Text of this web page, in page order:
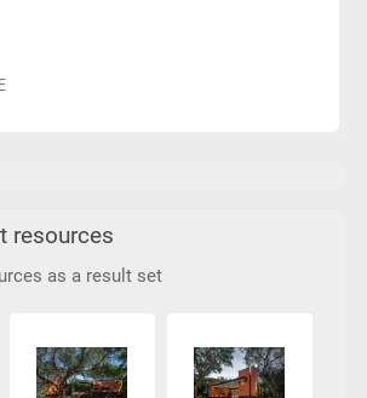
resources
as a result set